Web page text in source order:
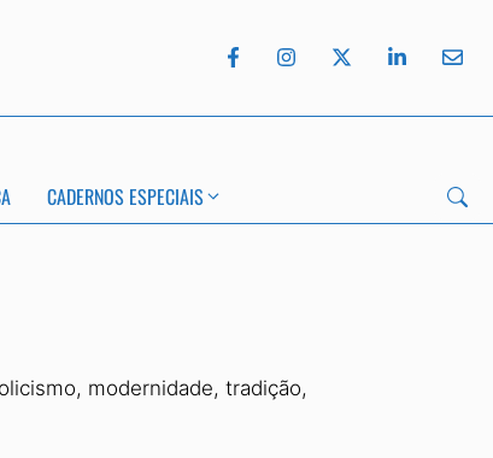
CADERNOS ESPECIAIS
modernidade, tradição,